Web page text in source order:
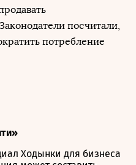
посчитали,
потребление
Ходынки для бизнеса